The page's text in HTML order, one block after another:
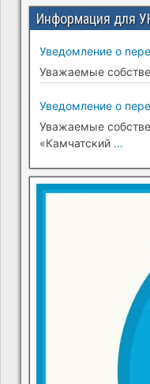
Информация для
Уведомление о
Уважаемые
Уведомление о
Уважаемые
«Камчатский …